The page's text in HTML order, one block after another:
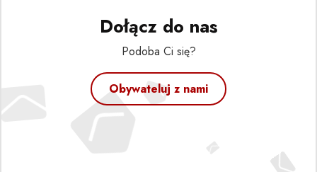
Dołącz do nas
Podoba Ci się?
Obywateluj z nami